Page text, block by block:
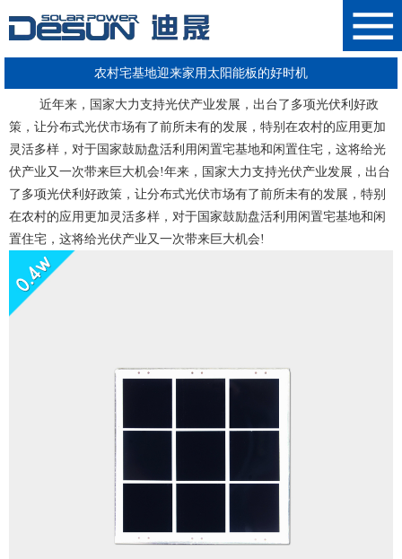
农村宅基地迎来家用太阳能板的好时机
近年来，国家大力支持光伏产业发展，出台了多项光伏利好政
策，让分布式光伏市场有了前所未有的发展，特别在农村的应用更加
灵活多样，对于国家鼓励盘活利用闲置宅基地和闲置住宅，这将给光
伏产业又一次带来巨大机会!年来，国家大力支持光伏产业发展，出台
了多项光伏利好政策，让分布式光伏市场有了前所未有的发展，特别
在农村的应用更加灵活多样，对于国家鼓励盘活利用闲置宅基地和闲
置住宅，这将给光伏产业又一次带来巨大机会!